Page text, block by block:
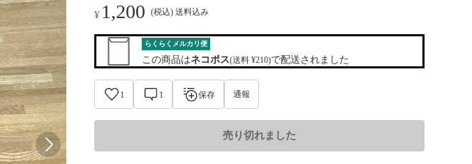
¥ 1,200 (税込) 送料込み
らくらくメルカリ便
この商品はネコポス(送料 ¥210)で配送されました
1 1 保存 通報
売り切れました